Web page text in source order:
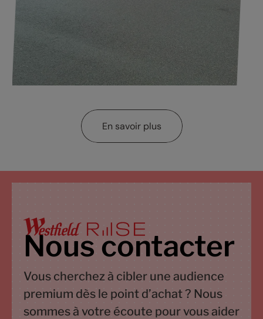
En savoir plus
Nous contacter
Vous cherchez à cibler une audience
premium dès le point d’achat ? Nous
sommes à votre écoute pour vous aider